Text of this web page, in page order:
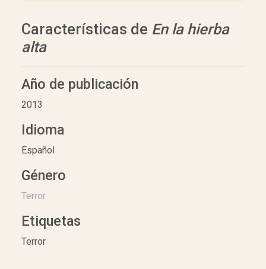
Características de En la hierba
alta
Año de publicación
2013
Idioma
Español
Género
Terror
Etiquetas
Terror